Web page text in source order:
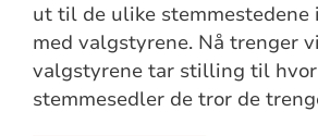
ut til de ulike stemmestedene
med valgstyrene. Nå trenger
valgstyrene tar stilling til
stemmesedler de tror de